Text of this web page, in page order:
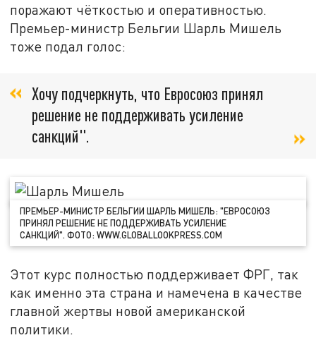
поражают чёткостью и оперативностью.
Премьер-министр Бельгии Шарль Мишель
тоже подал голос:
Хочу подчеркнуть, что Евросоюз принял
решение не поддерживать усиление
санкций".
ПРЕМЬЕР-МИНИСТР БЕЛЬГИИ ШАРЛЬ МИШЕЛЬ: "ЕВРОСОЮЗ
ПРИНЯЛ РЕШЕНИЕ НЕ ПОДДЕРЖИВАТЬ УСИЛЕНИЕ
САНКЦИЙ". ФОТО: WWW.GLOBALLOOKPRESS.COM
Этот курс полностью поддерживает ФРГ, так
как именно эта страна и намечена в качестве
главной жертвы новой американской
политики.